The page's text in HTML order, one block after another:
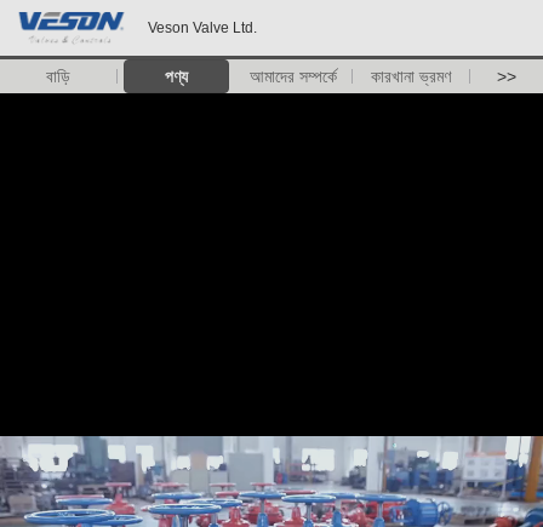
Veson Valve Ltd.
বাড়ি পণ্য আমাদের সম্পর্কে কারখানা ভ্রমণ >>